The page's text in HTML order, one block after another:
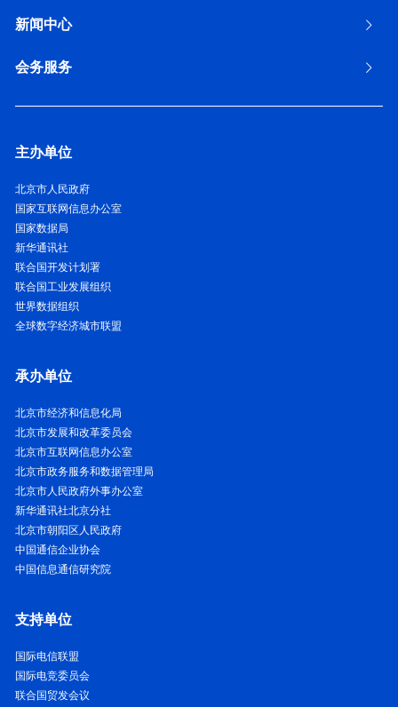
新闻中心
会务服务
主办单位
北京市人民政府
国家互联网信息办公室
国家数据局
新华通讯社
联合国开发计划署
联合国工业发展组织
世界数据组织
全球数字经济城市联盟
承办单位
北京市经济和信息化局
北京市发展和改革委员会
北京市互联网信息办公室
北京市政务服务和数据管理局
北京市人民政府外事办公室
新华通讯社北京分社
北京市朝阳区人民政府
中国通信企业协会
中国信息通信研究院
支持单位
国际电信联盟
国际电竞委员会
联合国贸发会议